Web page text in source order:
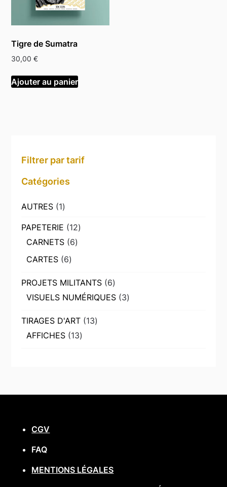
Tigre de Sumatra
30,00€
Ajouter au panier
Filtrer par tarif
Catégories
AUTRES 11
PAPETERIE
1212
CARNETS 66
CARTES 66
PROJETS MILITANTS 66
produits
VISUELS NUMÉRIQUES 33
TIRAGES D'ART 1313
AFFICHES 1313
CGV
FAQ
MENTIONS LÉGALES